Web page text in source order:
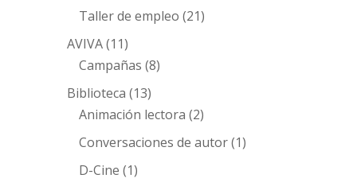
Taller de empleo (21)
AVIVA(11)
Campañas (8)
Biblioteca (13)
Animación lectora (2)
Conversaciones de autor(1)
D-Cine (1)